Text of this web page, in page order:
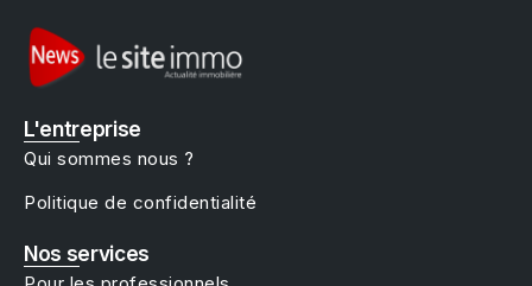
L'entreprise
Qui sommes nous ?
Politique de confidentialité
Nos services